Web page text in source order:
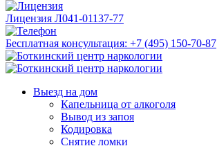
Лицензия Л041-01137-77
Бесплатная консультация: +7 (495) 150-70-87
Выезд на дом
Капельница от алкоголя
Вывод из запоя
Кодировка
Снятие ломки